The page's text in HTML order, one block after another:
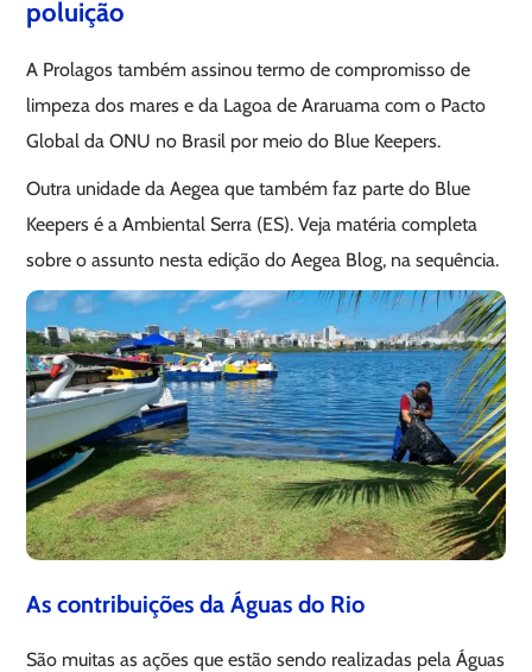
poluição
A Prolagos também assinou termo de compromisso de
limpeza dos mares e da Lagoa de Araruama com o Pacto
Global da ONU no Brasil por meio do Blue Keepers.
Outra unidade da Aegea que também faz parte do Blue
Keepers é a Ambiental Serra (ES). Veja matéria completa
sobre o assunto nesta edição do Aegea Blog, na sequência.
As contribuições da Águas do Rio
São muitas as ações que estão sendo realizadas pela Águas